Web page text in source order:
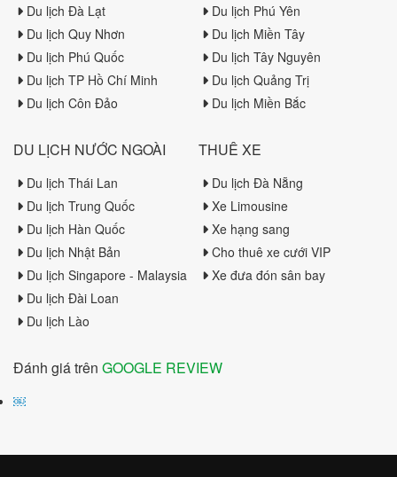
Du lịch Đà Lạt
Du lịch Phú Yên
Du lịch Quy Nhơn
Du lịch Miền Tây
Du lịch Phú Quốc
Du lịch Tây Nguyên
Du lịch TP Hồ Chí Minh
Du lịch Quảng Trị
Du lịch Côn Đảo
Du lịch Miền Bắc
DU LỊCH NƯỚC NGOÀI
Du lịch Thái Lan
Du lịch Trung Quốc
Du lịch Hàn Quốc
Du lịch Nhật Bản
Du lịch Singapore - Malaysia
Du lịch Đài Loan
Du lịch Lào
THUÊ XE
Du lịch Đà Nẵng
Xe Limousine
Xe hạng sang
Cho thuê xe cưới VIP
Xe đưa đón sân bay
Đánh giá trên GOOGLE REVIEW
￼